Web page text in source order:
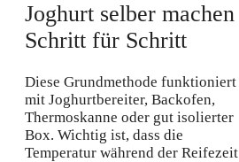
Joghurt selber machen
Schritt für Schritt
Diese Grundmethode funktioniert
mit Joghurtbereiter, Backofen,
Thermoskanne oder gut isolierter
Box. Wichtig ist, dass die
Temperatur während der Reifezeit